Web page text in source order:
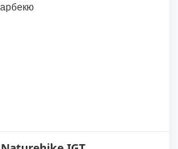
компьютерных классов,